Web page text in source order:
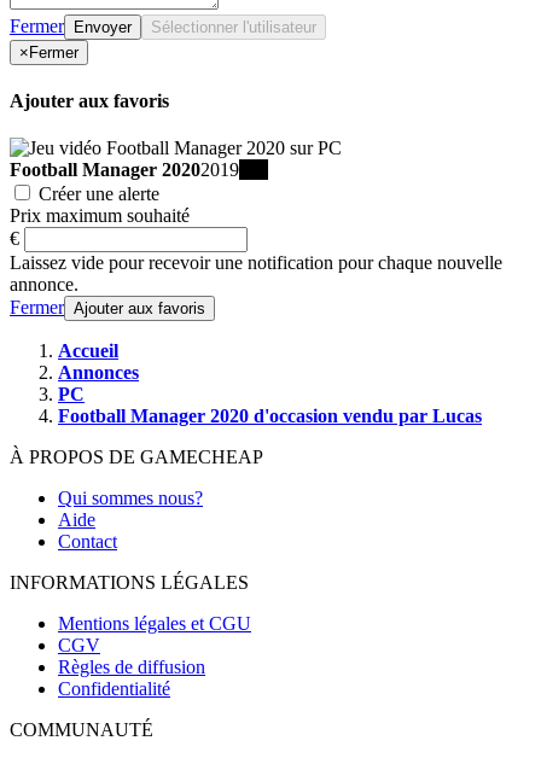
Fermer Envoyer
Sélectionner l'utilisateur
× Fermer
Ajouter aux favoris
Football Manager 20202019
Créer une alerte
Prix maximum souhaité
€
Laissez vide pour recevoir une notification pour chaque nouvelle
annonce.
Fermer Ajouter aux favoris
Accueil
Annonces
PC
Football Manager 2020 d'occasion vendu par Lucas
À PROPOS DE GAMECHEAP
Qui sommes nous?
Aide
Contact
INFORMATIONS LÉGALES
Mentions légales et CGU
CGV
Règles de diffusion
Confidentialité
COMMUNAUTÉ